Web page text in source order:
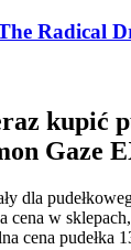
Radical
kupić
Gaze
dla
w
cena pudełka